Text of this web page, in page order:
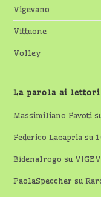
Vigevano
Vittuone
Volley
La parola ai lettori
Massimiliano Favoti
Federico Lacapria su
Bidenalrogo su
PaolaSpeccher su